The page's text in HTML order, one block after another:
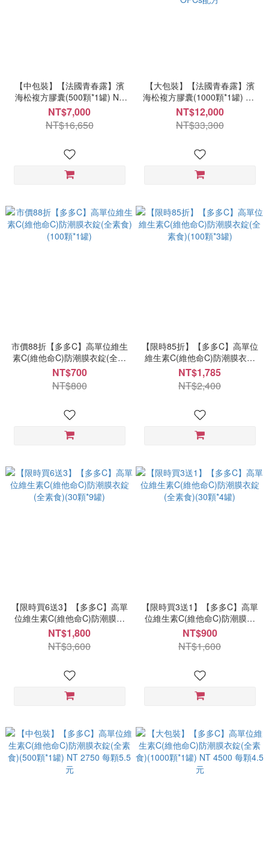
【中包裝】【法國青春露】濱
海松複方膠囊(500顆*1罐) NT
7000 每顆14元-法國濱海松樹
皮/山桑子/葡萄籽小分子前花青
素OPCs配方
NT$7,000
NT$16,650
【大包裝】【法國青春露】濱
海松複方膠囊(1000顆*1罐) NT
12000 每顆12元-法國濱海松樹
皮/山桑子/葡萄籽小分子前花青
素OPCs配方
NT$12,000
NT$33,300
市價88折【多多C】高單位維生
素C(維他命C)防潮膜衣錠(全素
食)(100顆*1罐)
NT$700
NT$800
【限時85折】【多多C】高單位
維生素C(維他命C)防潮膜衣錠
(全素食)(100顆*3罐)
NT$1,785
NT$2,400
【限時買6送3】【多多C】高單
位維生素C(維他命C)防潮膜衣
錠(全素食)(30顆*9罐)
NT$1,800
NT$3,600
【限時買3送1】【多多C】高單
位維生素C(維他命C)防潮膜衣
錠(全素食)(30顆*4罐)
NT$900
NT$1,600